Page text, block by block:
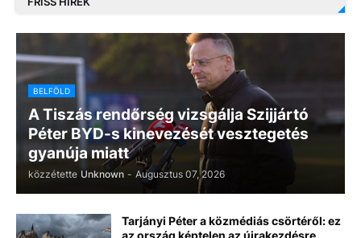
BELFÖLD
A Tiszás rendőrség vizsgálja Szijjártó
Péter BYD-s kinevezését vesztegetés
gyanúja miatt
közzétette Unknown - Augusztus 07, 2026
Tarjányi Péter a közmédiás csörtéről: ez